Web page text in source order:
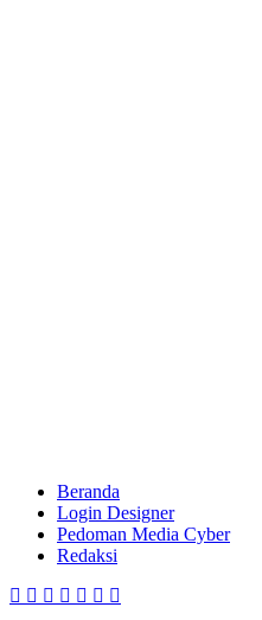
Beranda
Login Designer
Pedoman Media Cyber
Redaksi